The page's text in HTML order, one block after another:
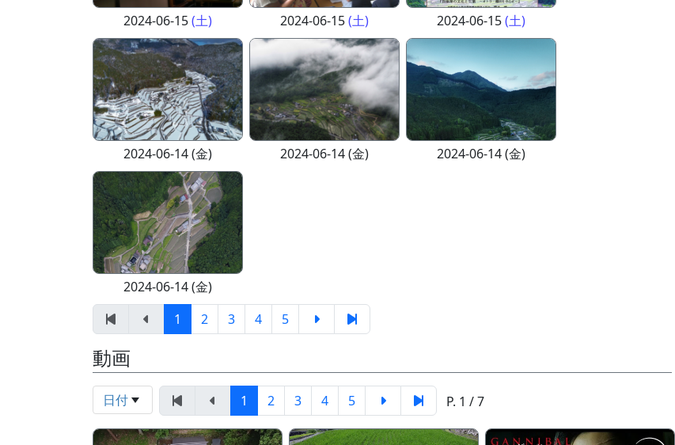
2024-06-15(土) 2024-06-15(土) 2024-06-15(土)
2024-06-14 (金) 2024-06-14 (金) 2024-06-14 (金)
2024-06-14 (金)
1
2 3 4 5
動画
日付 1 2 3 4 5 P. 1 / 7